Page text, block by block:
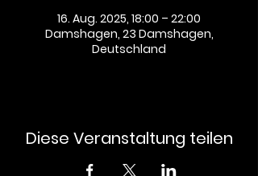
16. Aug. 2025, 18:00 – 22:00
Damshagen, 23 Damshagen,
Deutschland
Diese Veranstaltung teilen